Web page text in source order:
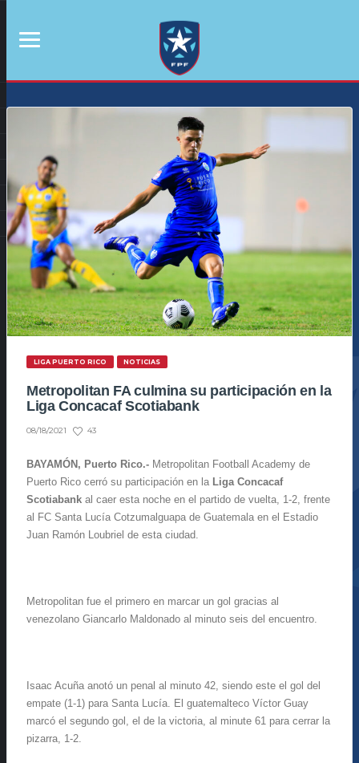
LIGA PUERTO RICO NOTICIAS
Metropolitan FA culmina su participación en la
Liga Concacaf Scotiabank
08/18/2021 43
BAYAMÓN, Puerto Rico.- Metropolitan Football Academy de
Puerto Rico cerró su participación en la Liga Concacaf
Scotiabank al caer esta noche en el partido de vuelta, 1-2, frente
al FC Santa Lucía Cotzumalguapa de Guatemala en el Estadio
Juan Ramón Loubriel de esta ciudad.
Metropolitan fue el primero en marcar un gol gracias al
venezolano Giancarlo Maldonado al minuto seis del encuentro.
Isaac Acuña anotó un penal al minuto 42, siendo este el gol del
empate (1-1) para Santa Lucía. El guatemalteco Víctor Guay
marcó el segundo gol, el de la victoria, al minute 61 para cerrar la
pizarra, 1-2.